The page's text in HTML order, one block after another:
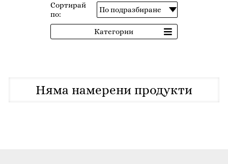
Регистрация
Сортирай
по:
Категории
Няма намерени продукти